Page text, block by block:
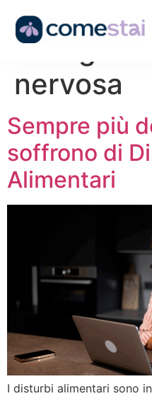
Categoria:
nervosa
Sempre più
soffrono di
Alimentari
I disturbi alimentari sono